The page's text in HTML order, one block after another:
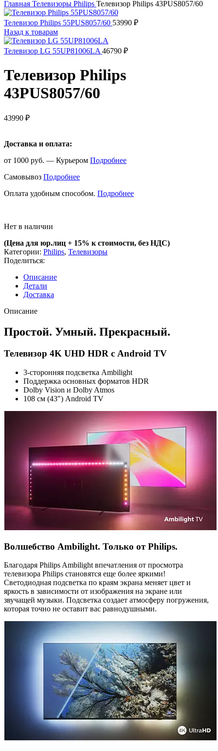
Главная Телевизоры Philips Телевизор Philips 43PUS8057/60
Телевизор Philips 55PUS8057/60 53990 ₽
Назад к товарам
Телевизор LG 55UP81006LA 46790 ₽
Телевизор Philips
43PUS8057/60
43990 ₽
Доставка и оплата:
от 1000 руб. — Курьером Подробнее
Самовывоз Подробнее
Оплата удобным способом. Подробнее
Нет в наличии
(Цена для юр.лиц + 15% к стоимости, без НДС)
Категории: Philips, Телевизоры
Поделиться:
Описание
Детали
Доставка
Описание
Простой. Умный. Прекрасный.
Телевизор 4K UHD HDR с Android TV
3-сторонняя подсветка Ambilight
Поддержка основных форматов HDR
Dolby Vision и Dolby Atmos
108 см (43″) Android TV
Волшебство Ambilight. Только от Philips.
Благодаря Philips Ambilight впечатления от просмотра
телевизора Philips становятся еще более яркими!
Светодиодная подсветка по краям экрана меняет цвет и
яркость в зависимости от изображения на экране или
звучащей музыки. Подсветка создает атмосферу погружения,
которая точно не оставит вас равнодушными.